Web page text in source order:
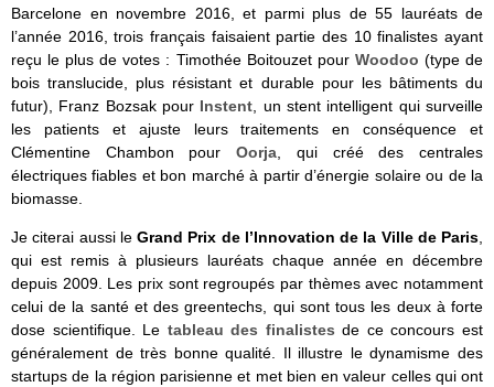
Barcelone en novembre 2016, et parmi plus de 55 lauréats de
l’année 2016, trois français faisaient partie des 10 finalistes ayant
reçu le plus de votes : Timothée Boitouzet pour Woodoo (type de
bois translucide, plus résistant et durable pour les bâtiments du
futur), Franz Bozsak pour Instent , un stent intelligent qui surveille
les patients et ajuste leurs traitements en conséquence et
Clémentine Chambon pourOorja , qui créé des centrales
électriques fiables et bon marché à partir d’énergie solaire ou de la
biomasse.
Je citerai aussi le Grand Prix de l’Innovation de la Ville de Paris
qui est remis à plusieurs lauréats chaque année en décembre
depuis 2009. Les prix sont regroupés par thèmes avec notamment
celui de la santé et des greentechs, qui sont tous les deux à forte
dose scientifique. Le tableau des finalistes de ce concours est
généralement de très bonne qualité. Il illustre le dynamisme des
startups de la région parisienne et met bien en valeur celles qui ont